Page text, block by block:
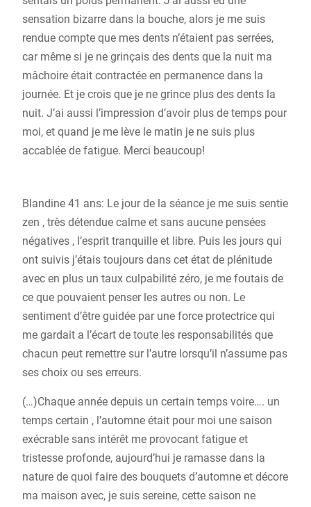
sensation bizarre dans la bouche, alors je me suis
rendue compte que mes dents n’étaient pas serrées,
car même si je ne grinçais des dents que la nuit ma
mâchoire était contractée en permanence dans la
journée. Et je crois que je ne grince plus des dents la
nuit. J’ai aussi l’impression d’avoir plus de temps pour
moi, et quand je me lève le matin je ne suis plus
accablée de fatigue. Merci beaucoup!
Blandine 41 ans: Le jour de la séance je me suis sentie
zen , très détendue calme et sans aucune pensées
négatives , l’esprit tranquille et libre. Puis les jours qui
ont suivis j’étais toujours dans cet état de plénitude
avec en plus un taux culpabilité zéro, je me foutais de
ce que pouvaient penser les autres ou non. Le
sentiment d’être guidée par une force protectrice qui
me gardait a l’écart de toute les responsabilités que
chacun peut remettre sur l’autre lorsqu’il n’assume pas
ses choix ou ses erreurs.
(…)Chaque année depuis un certain temps voire…. un
temps certain , l’automne était pour moi une saison
exécrable sans intérêt me provocant fatigue et
tristesse profonde, aujourd’hui je ramasse dans la
nature de quoi faire des bouquets d’automne et décore
ma maison avec, je suis sereine, cette saison ne